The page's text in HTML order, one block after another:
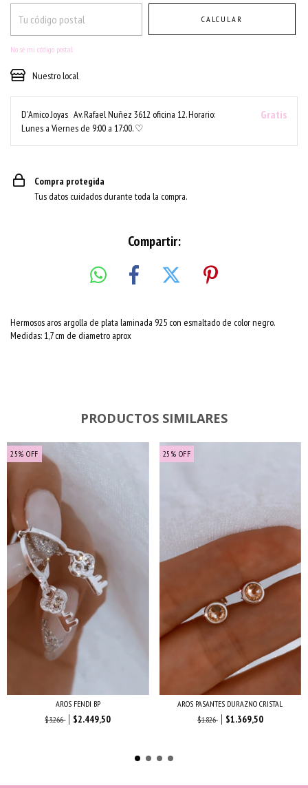
CALCULAR
No sé mi código postal
Nuestro local
D'Amico Joyas Av. Rafael Nuñez 3612 oficina 12. Horario:
Lunes a Viernes de 9:00 a 17:00. ♡
Gratis
Compra protegida
Tus datos cuidados durante toda la compra.
Compartir:
Hermosos aros argolla de plata laminada 925 con esmaltado de color negro.
Medidas: 1,7 cm de diametro aprox
PRODUCTOS SIMILARES
25% OFF
AROS FENDI BP
$3.266
$2.449,50
25 % OFF
AROS PASANTES DURAZNO CRISTAL
$1.826
$1.369,50